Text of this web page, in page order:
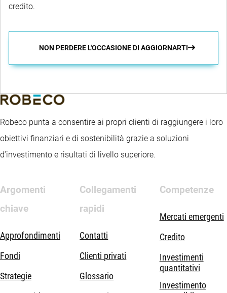
credito.
NON PERDERE L'OCCASIONE DI AGGIORNARTI
Robeco punta a consentire ai propri clienti di raggiungere i loro
obiettivi finanziari e di sostenibilità grazie a soluzioni
d’investimento e risultati di livello superiore.
Argomenti
chiave
Approfondimenti
Fondi
Strategie
Collegamenti
rapidi
Contatti
Clienti privati
Glossario
Competenze
Mercati emergenti
Credito
Investimenti
quantitativi
Investimento